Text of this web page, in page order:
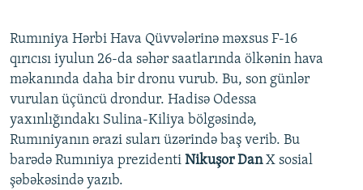
Rumıniya Hərbi Hava Qüvvələrinə məxsus F-16
qırıcısı iyulun 26-da səhər saatlarında ölkənin hava
məkanında daha bir dronu vurub. Bu, son günlər
vurulan üçüncü drondur. Hadisə Odessa
yaxınlığındakı Sulina-Kiliya bölgəsində,
Rumıniyanın ərazi suları üzərində baş verib. Bu
barədə Rumıniya prezidenti Nikuşor DanX sosial
şəbəkəsində yazıb.